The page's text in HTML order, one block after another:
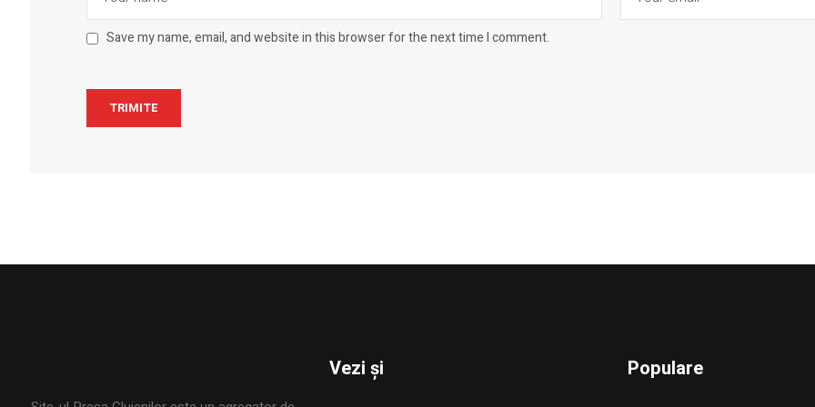
Save my name, email, and website in this browser for the next time I comment.
Vezi și Populare